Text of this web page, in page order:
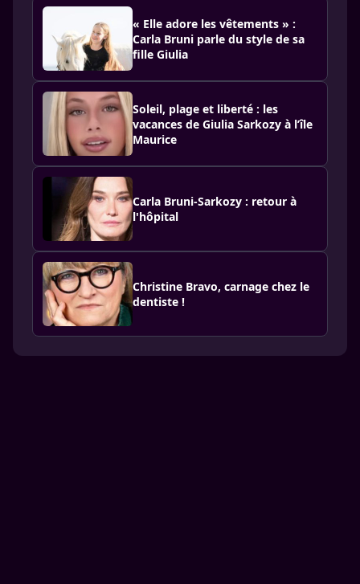
« Elle adore les vêtements » :
Carla Bruni parle du style de sa
fille Giulia
Soleil, plage et liberté : les
vacances de Giulia Sarkozy à l’île
Maurice
Carla Bruni-Sarkozy : retour à
l'hôpital
Christine Bravo, carnage chez le
dentiste !